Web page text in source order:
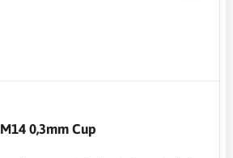
0,3mm Cup